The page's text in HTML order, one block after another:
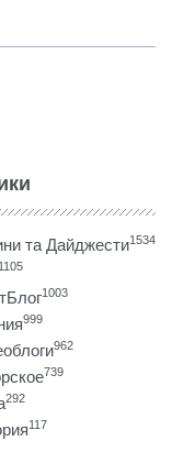
та Дайджести1534
1003
999
962
739
292
117